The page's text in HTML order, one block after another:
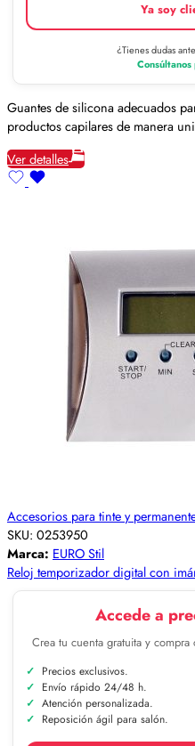
Ya soy
¿Tienes dudas
Guantes de silicona adecuados
productos capilares de manera
Ver detalles
Accesorios para tinte y
SKU: 0253950
Marca: EURO Stil
Reloj temporizador digital con
Accede a
Crea tu cuenta gratuita y
Precios exclusivos.
Envío rápido 24/48 h.
Atención personalizada.
Reposición ágil para salón.